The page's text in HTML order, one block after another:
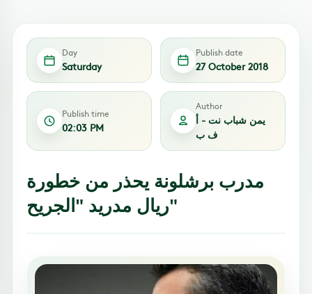
Day
Saturday
Publish date
27 October 2018
Publish time
02:03 PM
Author
يمن شباب نت - أ
ف ب
مدرب برشلونة يحذر من خطورة
ريال مدريد "الجريح"